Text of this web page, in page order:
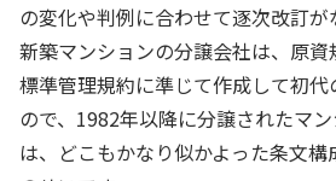
の変化や判例に合わせて逐次改訂が
新築マンションの分譲会社は、原
標準管理規約に準じて作成して初
ので、1982年以降に分譲されたマ
は、どこもかなり似かよった条文